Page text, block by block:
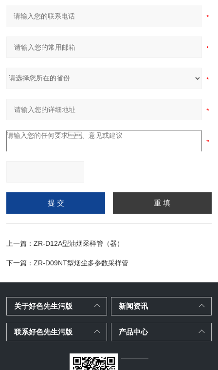
请输入计算结果（填写阿
拉伯数字），如：三加四
上一篇：ZR-D12A型油烟采样管（器）
下一篇：ZR-D09NT型烟尘多参数采样管
关于好色先生污版 新闻资讯
联系好色先生污版 产品中心